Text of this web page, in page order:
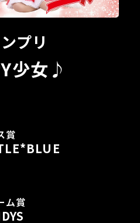
プリ
少女♪
賞
ム賞